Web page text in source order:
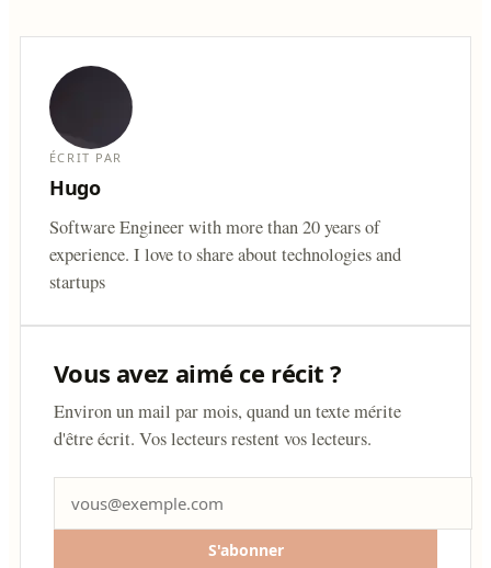
ÉCRIT PAR
Hugo
Software Engineer with more than 20 years of
experience. I love to share about technologies and
startups
Vous avez aimé ce récit ?
Environ un mail par mois, quand un texte mérite
d'être écrit. Vos lecteurs restent vos lecteurs.
S'abonner